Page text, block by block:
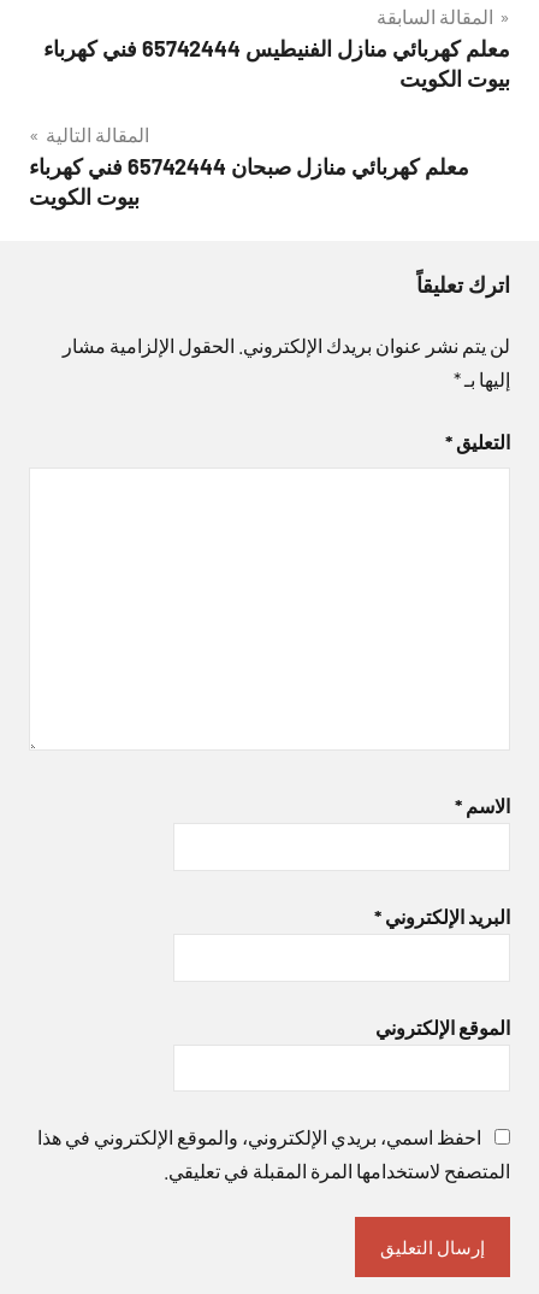
تصفّح
المقالات
المقالة السابقة
معلم كهربائي منازل الفنيطيس 65742444 فني كهرباء
بيوت الكويت
المقالة التالية
معلم كهربائي منازل صبحان 65742444 فني كهرباء
بيوت الكويت
اترك تعليقاً
لن يتم نشر عنوان بريدك الإلكتروني. الحقول الإلزامية مشار
إليها بـ*
التعليق *
الاسم *
البريد الإلكتروني *
الموقع الإلكتروني
احفظ اسمي، بريدي الإلكتروني، والموقع الإلكتروني في هذا
المتصفح لاستخدامها المرة المقبلة في تعليقي.